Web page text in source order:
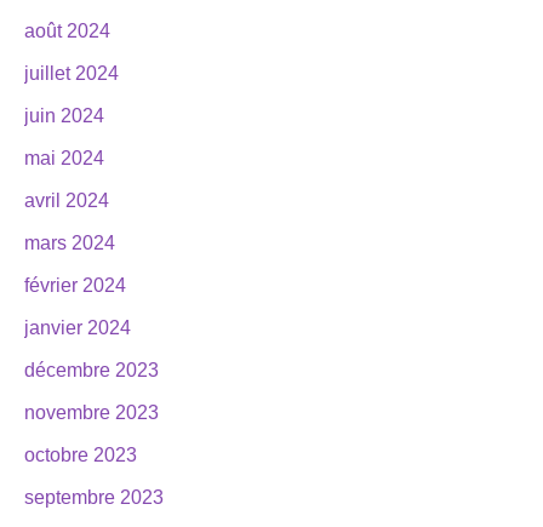
août 2024
juillet 2024
juin 2024
mai 2024
avril 2024
mars 2024
février 2024
janvier 2024
décembre 2023
novembre 2023
octobre 2023
septembre 2023